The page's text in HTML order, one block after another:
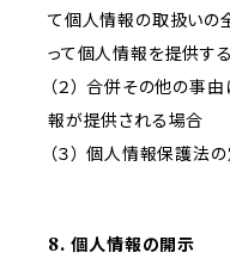
て個人情報の取扱いの
って個人情報を提供す
（２） 合併その他の事
報が提供される場合
（３） 個人情報保護法
8. 個人情報の開示